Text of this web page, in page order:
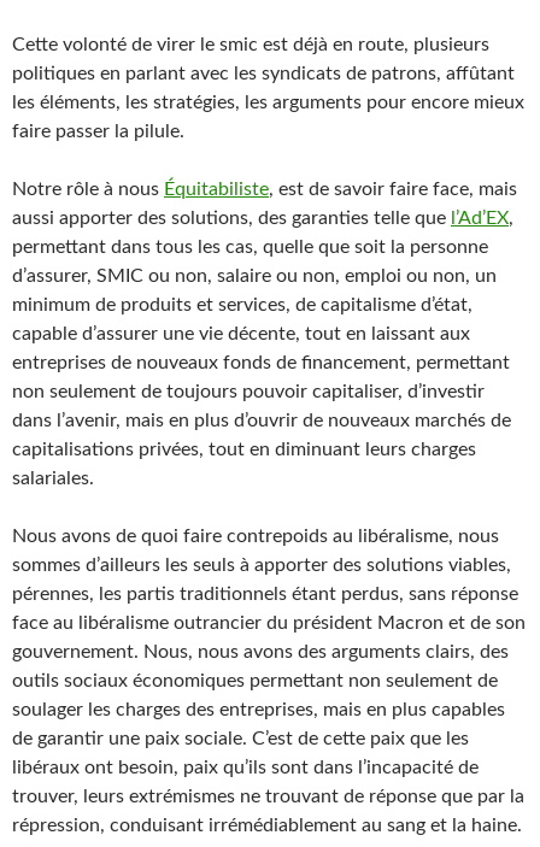
Cette volonté de virer le smic est déjà en route, plusieurs
politiques en parlant avec les syndicats de patrons, affûtant
les éléments, les stratégies, les arguments pour encore mieux
faire passer la pilule.
Notre rôle à nous Équitabiliste, est de savoir faire face, mais
aussi apporter des solutions, des garanties telle que l’Ad’EX,
permettant dans tous les cas, quelle que soit la personne
d’assurer, SMIC ou non, salaire ou non, emploi ou non, un
minimum de produits et services, de capitalisme d’état,
capable d’assurer une vie décente, tout en laissant aux
entreprises de nouveaux fonds de financement, permettant
non seulement de toujours pouvoir capitaliser, d’investir
dans l’avenir, mais en plus d’ouvrir de nouveaux marchés de
capitalisations privées, tout en diminuant leurs charges
salariales.
Nous avons de quoi faire contrepoids au libéralisme, nous
sommes d’ailleurs les seuls à apporter des solutions viables,
pérennes, les partis traditionnels étant perdus, sans réponse
face au libéralisme outrancier du président Macron et de son
gouvernement. Nous, nous avons des arguments clairs, des
outils sociaux économiques permettant non seulement de
soulager les charges des entreprises, mais en plus capables
de garantir une paix sociale. C’est de cette paix que les
libéraux ont besoin, paix qu’ils sont dans l’incapacité de
trouver, leurs extrémismes ne trouvant de réponse que par la
répression, conduisant irrémédiablement au sang et la haine.